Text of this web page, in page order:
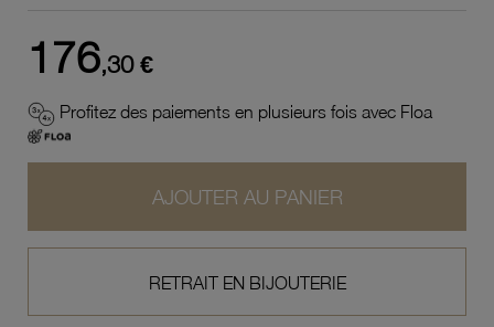
176,30 €
Profitez des paiements en plusieurs fois avec Floa
AJOUTER AU PANIER
RETRAIT EN BIJOUTERIE